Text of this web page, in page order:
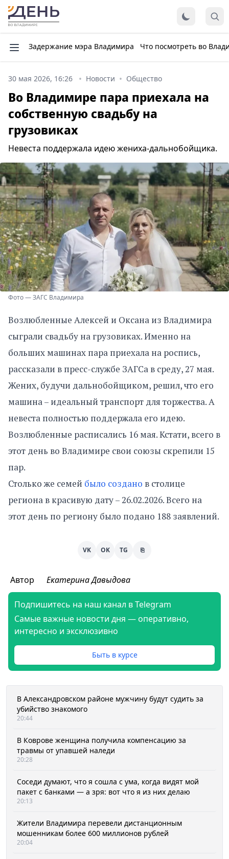
Задержание мэра Владимира Что посмотреть во
30 мая 2026, 16:26 Новости Общество
Во Владимире пара приехала на
собственную свадьбу на
грузовиках
Невеста поддержала идею жениха-дальнобойщика.
Фото — ЗАГС Владимира
Возлюбленные Алексей и Оксана из Владимира
сыграли свадьбу на грузовиках. Именно на
больших машинах пара приехала на роспись,
рассказали в пресс-службе ЗАГСа в среду, 27 мая.
Жених, будучи дальнобойщиком, решил, что его
машина – идеальный транспорт для торжества. А
невеста полностью поддержала его идею.
Возлюбленные расписались 16 мая. Кстати, всего в
этот день во Владимире свои союзы скрепили 15
пар.
Столько же семей было создано в столице
региона в красивую дату – 26.02.2026. Всего на
этот день по региону было подано 188 заявлений.
VK OK TG ⎘
Автор Екатерина Давыдова
Подпишитесь на наш канал в Telegram
Самые важные новости дня — оперативно,
интересно и эксклюзивно
Быть в курсе
В Александровском районе мужчину будут судить за
убийство знакомого
20:44
В Коврове женщина получила компенсацию за
травмы от упавшей наледи
20:28
Соседи думают, что я сошла с ума, когда видят мой
пакет с банками — а зря: вот что я из них делаю
20:13
Жители Владимира перевели дистанционным
мошенникам более 600 миллионов рублей
20:04